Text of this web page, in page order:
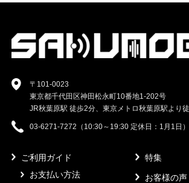
〒101-0023
東京都千代田区神田松永町10番地1-202号
JR秋葉原駅 徒歩2分、東京メトロ秋葉原駅より
03-6271-7272（10:30～19:30 定休日：1月1日）
ご利用ガイド
お支払い方法
特集
お客様の声